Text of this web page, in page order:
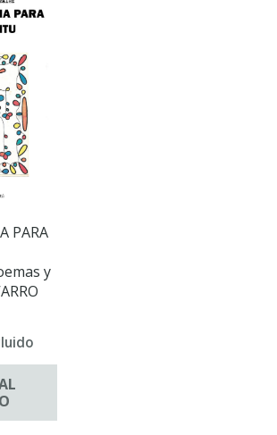
PARA
y